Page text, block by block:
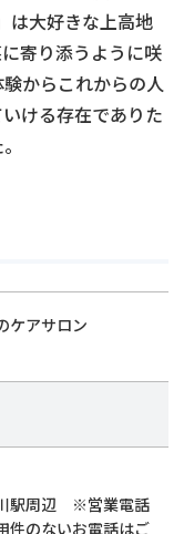
は大好きな上高地
寄り添うように咲
からこれからの人
ける存在でありた
ケアサロン
駅周辺 ※営業電話
件のないお電話はご